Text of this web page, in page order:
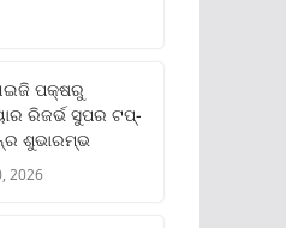
ପକ୍ଷରୁ
ରିଜର୍ଭ ସୁପର ଟପ୍‌-
ଶୁଭାରମ୍ଭ
2026